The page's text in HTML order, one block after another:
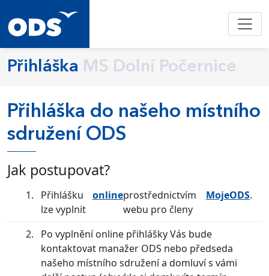
Přihláška MS Dolní Počernice
Přihláška do našeho místního
sdružení ODS
Jak postupovat?
Přihlášku
lze vyplnit
onlineprostřednictvím
webu pro členy
MojeODS.
Po vyplnění online přihlášky Vás bude
kontaktovat manažer ODS nebo předseda
našeho místního sdružení a domluví s vámi